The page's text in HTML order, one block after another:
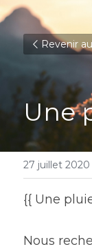
Revenir
Une
27 juillet 2020
{{ Une
Nous